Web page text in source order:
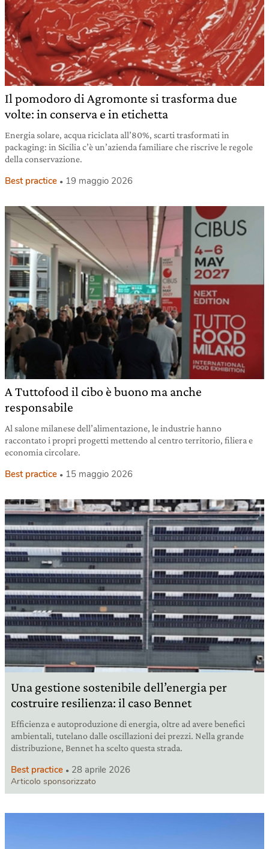
Il pomodoro di Agromonte si trasforma due
volte: in conserva e in etichetta
Energia solare, acqua riciclata all’80%, scarti trasformati in
packaging: in Sicilia c’è un’azienda familiare che riscrive le regole
della conservazione.
Best practice 19 maggio 2026
A Tuttofood il cibo è buono ma anche
responsabile
Al salone milanese dell’alimentazione, le industrie hanno
raccontato i propri progetti mettendo al centro territorio, filiera e
economia circolare.
Best practice 15 maggio 2026
Una gestione sostenibile dell’energia per
costruire resilienza: il caso Bennet
Efficienza e autoproduzione di energia, oltre ad avere benefici
ambientali, tutelano dalle oscillazioni dei prezzi. Nella grande
distribuzione, Bennet ha scelto questa strada.
Best practice 28 aprile 2026
Articolo sponsorizzato